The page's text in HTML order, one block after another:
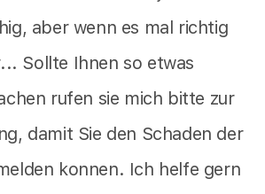
aber wenn es mal richtig
Sollte Ihnen so etwas
rufen sie mich bitte zur
damit Sie den Schaden der
konnen. Ich helfe gern